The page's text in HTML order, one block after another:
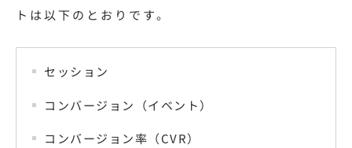
トは以下のとおりです。
セッション
コンバージョン（イベント）
コンバージョン率（CVR）